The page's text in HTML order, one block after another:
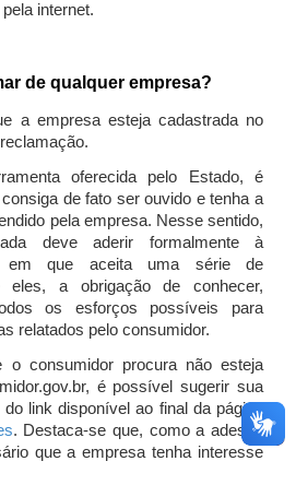
internet.
de qualquer empresa?
a empresa esteja cadastrada no
oferecida pelo Estado, é
de fato ser ouvido e tenha a
pela empresa. Nesse sentido,
deve aderir formalmente à
em que aceita uma série de
eles, a obrigação de conhecer,
os esforços possíveis para
relatados pelo consumidor.
o consumidor procura não esteja
é possível sugerir sua
link disponível ao final da página
. Destaca-se que, como a adesão
que a empresa tenha interesse